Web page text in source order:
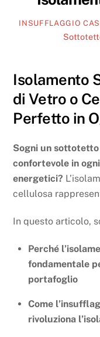
INSUFFLAGGIO
Isolamento
di Vetro o
Perfetto in
Sogni un
confortevole in
energetici?
cellulosa
In questo articolo,
Perché
fondamentale
portafoglio
Come
rivoluziona